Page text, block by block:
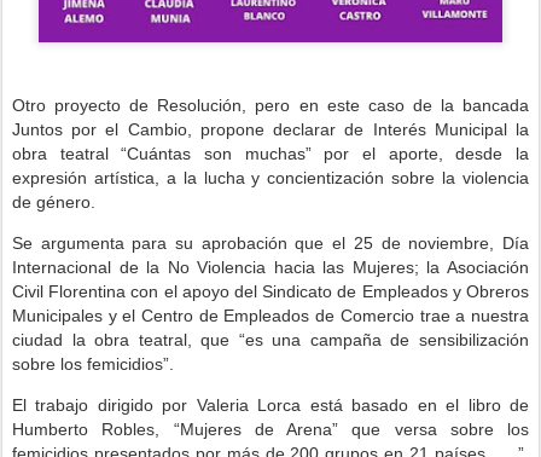
Otro proyecto de Resolución, pero en este caso de la bancada
Juntos por el Cambio, propone declarar de Interés Municipal la
obra teatral “Cuántas son muchas” por el aporte, desde la
expresión artística, a la lucha y concientización sobre la violencia
de género.
Se argumenta para su aprobación que el 25 de noviembre, Día
Internacional de la No Violencia hacia las Mujeres; la Asociación
Civil Florentina con el apoyo del Sindicato de Empleados y Obreros
Municipales y el Centro de Empleados de Comercio trae a nuestra
ciudad la obra teatral, que “es una campaña de sensibilización
sobre los femicidios”.
El trabajo dirigido por Valeria Lorca está basado en el libro de
Humberto Robles, “Mujeres de Arena” que versa sobre los
femicidios presentados por más de 200 grupos en 21 países. ….”,